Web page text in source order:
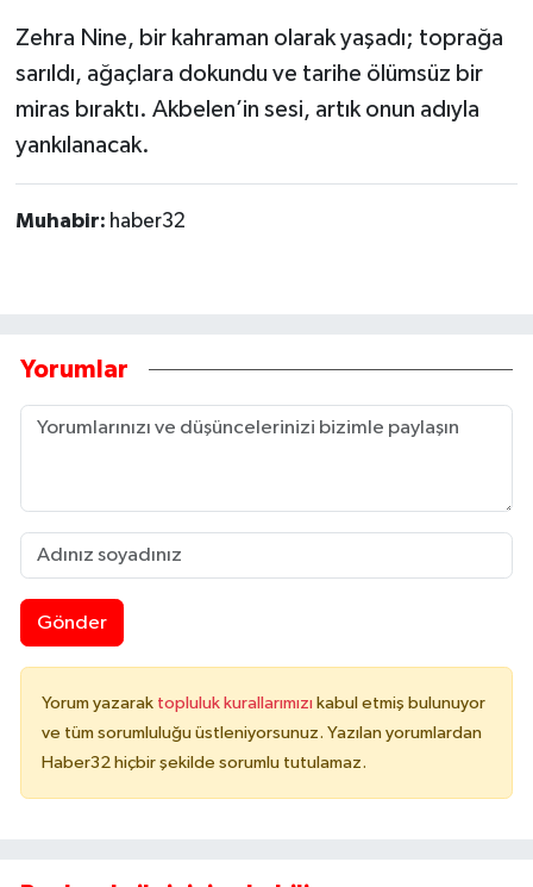
Zehra Nine, bir kahraman olarak yaşadı; toprağa
sarıldı, ağaçlara dokundu ve tarihe ölümsüz bir
miras bıraktı. Akbelen’in sesi, artık onun adıyla
yankılanacak.
Muhabir: haber32
Yorumlar
Gönder
Yorum yazarak topluluk kurallarımızı kabul etmiş bulunuyor
ve tüm sorumluluğu üstleniyorsunuz. Yazılan yorumlardan
Haber32 hiçbir şekilde sorumlu tutulamaz.